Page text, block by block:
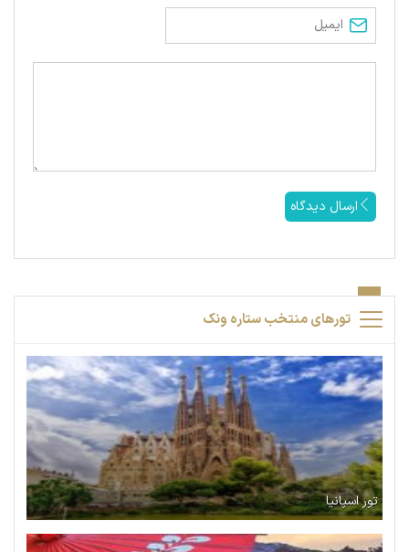
ارسال دیدگاه
تورهای منتخب ستاره ونک
تور اسپانیا